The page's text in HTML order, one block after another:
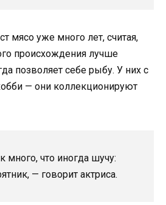
мясо уже много лет, считая,
происхождения лучше
позволяет себе рыбу. У них с
— они коллекционируют
много, что иногда шучу:
— говорит актриса.